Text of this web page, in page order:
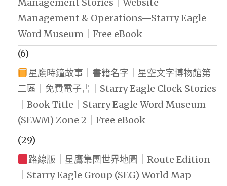
Management & Operations—Starry Eagle
Word Museum｜Free eBook
(6)
星鷹時鐘故事｜書籍名字｜星空文字博物館第
二區｜免費電子書｜Starry Eagle Clock Stories
｜Book Title｜Starry Eagle Word Museum
(SEWM) Zone 2｜Free eBook
(29)
路線版｜星鷹集團世界地圖｜Route Edition
｜Starry Eagle Group (SEG) World Map